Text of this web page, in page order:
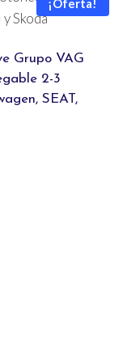
¡Oferta!
Grupo VAG
2-3
SEAT,